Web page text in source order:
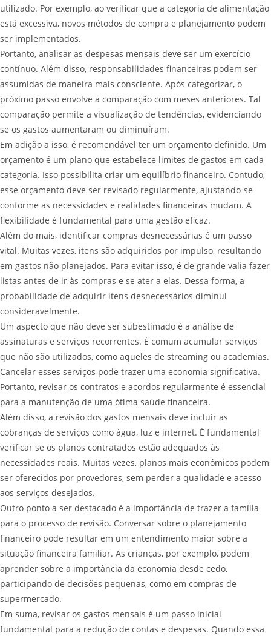
utilizado. Por exemplo, ao verificar que a categoria de alimentação
está excessiva, novos métodos de compra e planejamento podem
ser implementados.
Portanto, analisar as despesas mensais deve ser um exercício
contínuo. Além disso, responsabilidades financeiras podem ser
assumidas de maneira mais consciente. Após categorizar, o
próximo passo envolve a comparação com meses anteriores. Tal
comparação permite a visualização de tendências, evidenciando
se os gastos aumentaram ou diminuíram.
Em adição a isso, é recomendável ter um orçamento definido. Um
orçamento é um plano que estabelece limites de gastos em cada
categoria. Isso possibilita criar um equilíbrio financeiro. Contudo,
esse orçamento deve ser revisado regularmente, ajustando-se
conforme as necessidades e realidades financeiras mudam. A
flexibilidade é fundamental para uma gestão eficaz.
Além do mais, identificar compras desnecessárias é um passo
vital. Muitas vezes, itens são adquiridos por impulso, resultando
em gastos não planejados. Para evitar isso, é de grande valia fazer
listas antes de ir às compras e se ater a elas. Dessa forma, a
probabilidade de adquirir itens desnecessários diminui
consideravelmente.
Um aspecto que não deve ser subestimado é a análise de
assinaturas e serviços recorrentes. É comum acumular serviços
que não são utilizados, como aqueles de streaming ou academias.
Cancelar esses serviços pode trazer uma economia significativa.
Portanto, revisar os contratos e acordos regularmente é essencial
para a manutenção de uma ótima saúde financeira.
Além disso, a revisão dos gastos mensais deve incluir as
cobranças de serviços como água, luz e internet. É fundamental
verificar se os planos contratados estão adequados às
necessidades reais. Muitas vezes, planos mais econômicos podem
ser oferecidos por provedores, sem perder a qualidade e acesso
aos serviços desejados.
Outro ponto a ser destacado é a importância de trazer a família
para o processo de revisão. Conversar sobre o planejamento
financeiro pode resultar em um entendimento maior sobre a
situação financeira familiar. As crianças, por exemplo, podem
aprender sobre a importância da economia desde cedo,
participando de decisões pequenas, como em compras de
supermercado.
Em suma, revisar os gastos mensais é um passo inicial
fundamental para a redução de contas e despesas. Quando essa